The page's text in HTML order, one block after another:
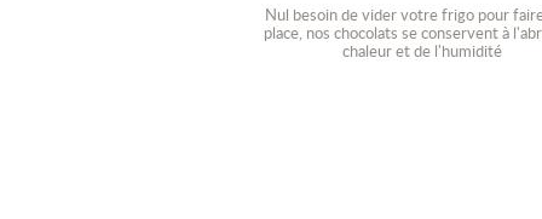
Nul besoin de vider votre frigo pour
place, nos chocolats se conservent à
chaleur et de l'humidité